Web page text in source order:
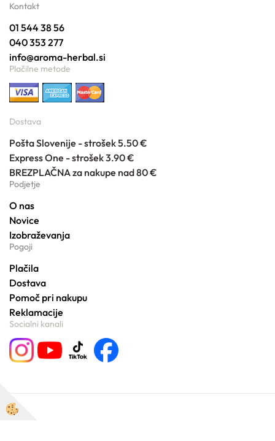
Kontakt
01 544 38 56
040 353 277
info@aroma-herbal.si
Plačilne metode
Dostava
Pošta Slovenije - strošek 5.50 €
Express One - strošek 3.90 €
BREZPLAČNA za nakupe nad 80 €
Podjetje
O nas
Novice
Izobraževanja
Pogoji
Plačila
Dostava
Pomoč pri nakupu
Reklamacije
Socialni kanali